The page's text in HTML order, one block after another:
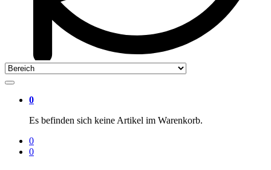
0
Es befinden sich keine Artikel im Warenkorb.
0
0